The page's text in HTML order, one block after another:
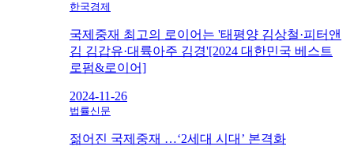
한국경제
국제중재 최고의 로이어는 '태평양 김상철·피터앤
김 김갑유·대륙아주 김경'[2024 대한민국 베스트
로펌&로이어]
2024-11-26
법률신문
젊어진 국제중재 …‘2세대 시대’ 본격화